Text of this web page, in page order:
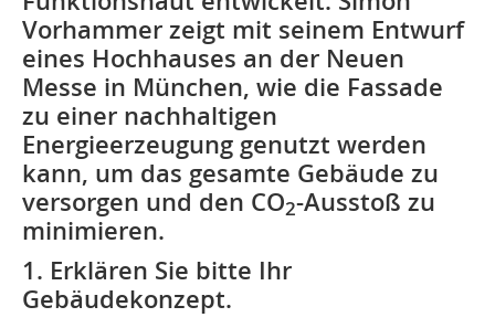
Vorhammer zeigt mit seinem Entwurf
eines Hochhauses an der Neuen
Messe in München, wie die Fassade
zu einer nachhaltigen
Energieerzeugung genutzt werden
kann, um das gesamte Gebäude zu
versorgen und den CO2-Ausstoß zu
minimieren.
1. Erklären Sie bitte Ihr
Gebäudekonzept.